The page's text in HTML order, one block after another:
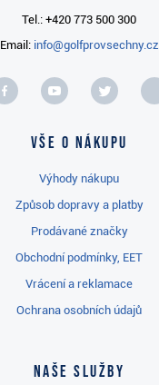
Tel.: +420 773 500 300
Email: info@golfprovsechny.cz
Vše o nákupu
Výhody nákupu
Způsob dopravy a platby
Prodávané značky
Obchodní podmínky, EET
Vrácení a reklamace
Ochrana osobních údajů
Naše služby